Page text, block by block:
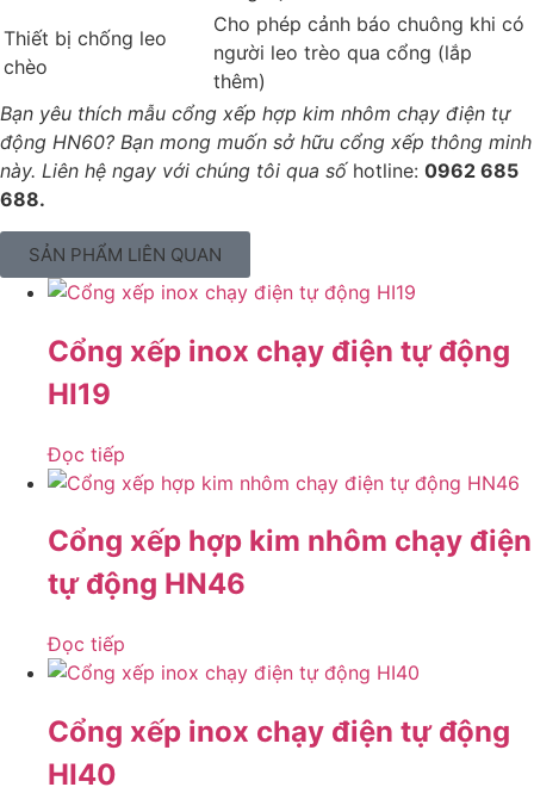
Thiết bị chống leo
chèo
Cho phép cảnh báo chuông khi có
người leo trèo qua cổng (lắp
thêm)
Bạn yêu thích mẫu cổng xếp hợp kim nhôm chạy điện tự
động HN60? Bạn mong muốn sở hữu cổng xếp thông minh
này. Liên hệ ngay với chúng tôi qua sốhotline: 0962 685
688.
SẢN PHẨM LIÊN QUAN
Cổng xếp inox chạy điện tự động
HI19
Đọc tiếp
Cổng xếp hợp kim nhôm chạy điện
tự động HN46
Đọc tiếp
Cổng xếp inox chạy điện tự động
HI40